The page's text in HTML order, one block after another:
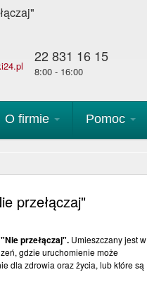
22 831 16 15
8:00 - 16:00
O firmie Pomoc
przełączaj"
"Nie przełączaj". Umieszczany jest w
gdzie uruchomienie może
dla zdrowia oraz życia, lub które są